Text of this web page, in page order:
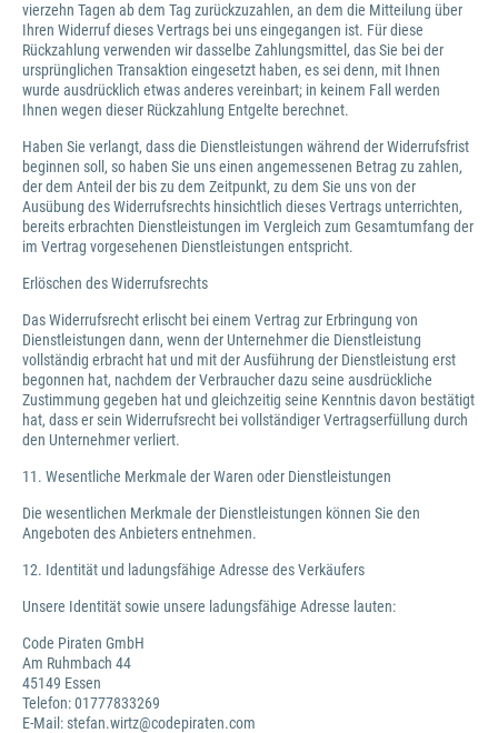
vierzehn Tagen ab dem Tag zurückzuzahlen, an dem die Mitteilung über
Ihren Widerruf dieses Vertrags bei uns eingegangen ist. Für diese
Rückzahlung verwenden wir dasselbe Zahlungsmittel, das Sie bei der
ursprünglichen Transaktion eingesetzt haben, es sei denn, mit Ihnen
wurde ausdrücklich etwas anderes vereinbart; in keinem Fall werden
Ihnen wegen dieser Rückzahlung Entgelte berechnet.
Haben Sie verlangt, dass die Dienstleistungen während der Widerrufsfrist
beginnen soll, so haben Sie uns einen angemessenen Betrag zu zahlen,
der dem Anteil der bis zu dem Zeitpunkt, zu dem Sie uns von der
Ausübung des Widerrufsrechts hinsichtlich dieses Vertrags unterrichten,
bereits erbrachten Dienstleistungen im Vergleich zum Gesamtumfang der
im Vertrag vorgesehenen Dienstleistungen entspricht.
Erlöschen des Widerrufsrechts
Das Widerrufsrecht erlischt bei einem Vertrag zur Erbringung von
Dienstleistungen dann, wenn der Unternehmer die Dienstleistung
vollständig erbracht hat und mit der Ausführung der Dienstleistung erst
begonnen hat, nachdem der Verbraucher dazu seine ausdrückliche
Zustimmung gegeben hat und gleichzeitig seine Kenntnis davon bestätigt
hat, dass er sein Widerrufsrecht bei vollständiger Vertragserfüllung durch
den Unternehmer verliert.
11. Wesentliche Merkmale der Waren oder Dienstleistungen
Die wesentlichen Merkmale der Dienstleistungen können Sie den
Angeboten des Anbieters entnehmen.
12. Identität und ladungsfähige Adresse des Verkäufers
Unsere Identität sowie unsere ladungsfähige Adresse lauten:
Code Piraten GmbH
Am Ruhmbach 44
45149 Essen
Telefon: 01777833269
E-Mail: stefan.wirtz@codepiraten.com